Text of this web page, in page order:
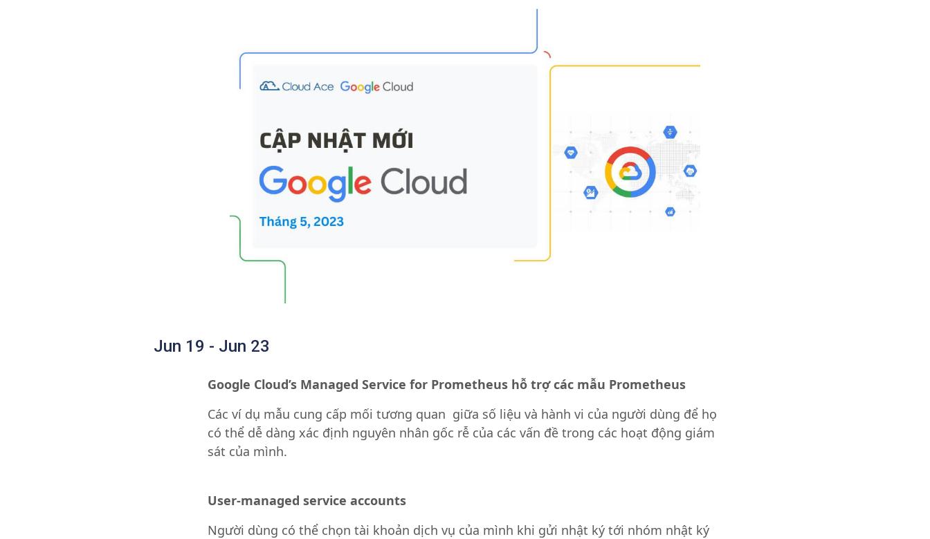
Jun 19 - Jun 23
Google Cloud’s Managed Service for Prometheus hỗ trợ các mẫu Prometheus
Các ví dụ mẫu cung cấp mối tương quan giữa số liệu và hành vi của người dùng để họ
có thể dễ dàng xác định nguyên nhân gốc rễ của các vấn đề trong các hoạt động giám
sát của mình.
User-managed service accounts
Người dùng có thể chọn tài khoản dịch vụ của mình khi gửi nhật ký tới nhóm nhật ký